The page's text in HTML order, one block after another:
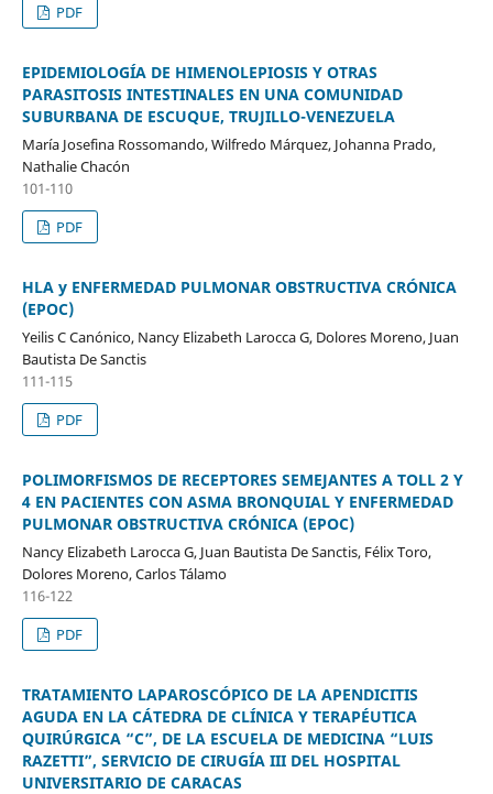
PDF
EPIDEMIOLOGÍA DE HIMENOLEPIOSIS Y OTRAS
PARASITOSIS INTESTINALES EN UNA COMUNIDAD
SUBURBANA DE ESCUQUE, TRUJILLO-VENEZUELA
María Josefina Rossomando, Wilfredo Márquez, Johanna Prado,
Nathalie Chacón
101-110
PDF
HLA y ENFERMEDAD PULMONAR OBSTRUCTIVA CRÓNICA
(EPOC)
Yeilis C Canónico, Nancy Elizabeth Larocca G, Dolores Moreno, Juan
Bautista De Sanctis
111-115
PDF
POLIMORFISMOS DE RECEPTORES SEMEJANTES A TOLL 2 Y
4 EN PACIENTES CON ASMA BRONQUIAL Y ENFERMEDAD
PULMONAR OBSTRUCTIVA CRÓNICA (EPOC)
Nancy Elizabeth Larocca G, Juan Bautista De Sanctis, Félix Toro,
Dolores Moreno, Carlos Tálamo
116-122
PDF
TRATAMIENTO LAPAROSCÓPICO DE LA APENDICITIS
AGUDA EN LA CÁTEDRA DE CLÍNICA Y TERAPÉUTICA
QUIRÚRGICA “C”, DE LA ESCUELA DE MEDICINA “LUIS
RAZETTI”, SERVICIO DE CIRUGÍA III DEL HOSPITAL
UNIVERSITARIO DE CARACAS